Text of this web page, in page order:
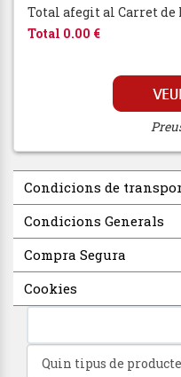
Total afegit al Carret de
Total 0.00 €
Condicions de
Condicions Generals
Compra Segura
Cookies